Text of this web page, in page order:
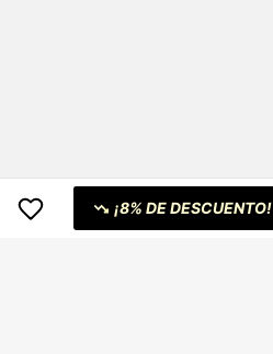
¡8% DE DESCUENTO!